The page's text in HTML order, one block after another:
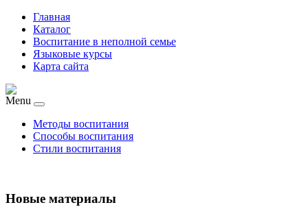
Главная
Каталог
Воспитание в неполной семье
Языковые курсы
Карта сайта
Menu
Методы воспитания
Способы воспитания
Стили воспитания
Новые материалы